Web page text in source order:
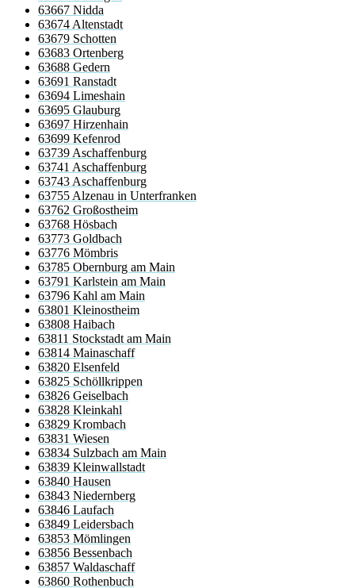
63667 Nidda
63674 Altenstadt
63679 Schotten
63683 Ortenberg
63688 Gedern
63691 Ranstadt
63694 Limeshain
63695 Glauburg
63697 Hirzenhain
63699 Kefenrod
63739 Aschaffenburg
63741 Aschaffenburg
63743 Aschaffenburg
63755 Alzenau in Unterfranken
63762 Großostheim
63768 Hösbach
63773 Goldbach
63776 Mömbris
63785 Obernburg am Main
63791 Karlstein am Main
63796 Kahl am Main
63801 Kleinostheim
63808 Haibach
63811 Stockstadt am Main
63814 Mainaschaff
63820 Elsenfeld
63825 Schöllkrippen
63826 Geiselbach
63828 Kleinkahl
63829 Krombach
63831 Wiesen
63834 Sulzbach am Main
63839 Kleinwallstadt
63840 Hausen
63843 Niedernberg
63846 Laufach
63849 Leidersbach
63853 Mömlingen
63856 Bessenbach
63857 Waldaschaff
63860 Rothenbuch